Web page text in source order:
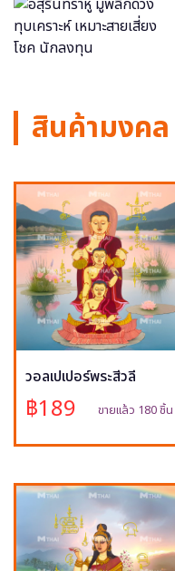
สินค้ามงคล
วอลเปเปอร์พระสีวลี
฿189 ขายแล้ว 180 ชิ้น